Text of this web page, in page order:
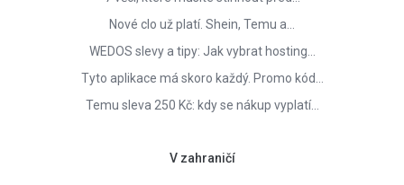
Nové clo už platí. Shein, Temu a…
WEDOS slevy a tipy: Jak vybrat hosting…
Tyto aplikace má skoro každý. Promo kód…
Temu sleva 250 Kč: kdy se nákup vyplatí…
V zahraničí